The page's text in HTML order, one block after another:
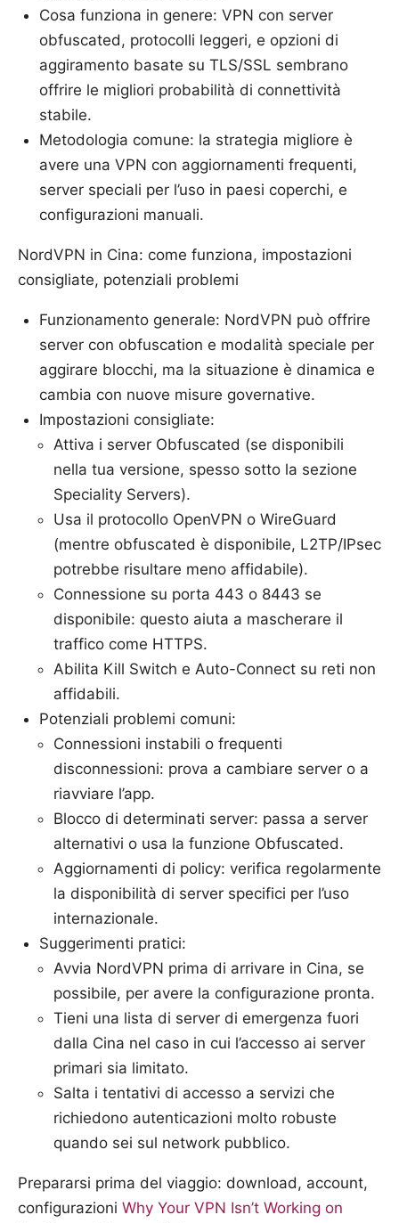
Cosa funziona in genere: VPN con server
obfuscated, protocolli leggeri, e opzioni di
aggiramento basate su TLS/SSL sembrano
offrire le migliori probabilità di connettività
stabile.
Metodologia comune: la strategia migliore è
avere una VPN con aggiornamenti frequenti,
server speciali per l’uso in paesi coperchi, e
configurazioni manuali.
NordVPN in Cina: come funziona, impostazioni
consigliate, potenziali problemi
Funzionamento generale: NordVPN può offrire
server con obfuscation e modalità speciale per
aggirare blocchi, ma la situazione è dinamica e
cambia con nuove misure governative.
Impostazioni consigliate:
Attiva i server Obfuscated (se disponibili
nella tua versione, spesso sotto la sezione
Speciality Servers).
Usa il protocollo OpenVPN o WireGuard
(mentre obfuscated è disponibile, L2TP/IPsec
potrebbe risultare meno affidabile).
Connessione su porta 443 o 8443 se
disponibile: questo aiuta a mascherare il
traffico come HTTPS.
Abilita Kill Switch e Auto-Connect su reti non
affidabili.
Potenziali problemi comuni:
Connessioni instabili o frequenti
disconnessioni: prova a cambiare server o a
riavviare l’app.
Blocco di determinati server: passa a server
alternativi o usa la funzione Obfuscated.
Aggiornamenti di policy: verifica regolarmente
la disponibilità di server specifici per l’uso
internazionale.
Suggerimenti pratici:
Avvia NordVPN prima di arrivare in Cina, se
possibile, per avere la configurazione pronta.
Tieni una lista di server di emergenza fuori
dalla Cina nel caso in cui l’accesso ai server
primari sia limitato.
Salta i tentativi di accesso a servizi che
richiedono autenticazioni molto robuste
quando sei sul network pubblico.
Prepararsi prima del viaggio: download, account,
configurazioni Why Your VPN Isn’t Working on